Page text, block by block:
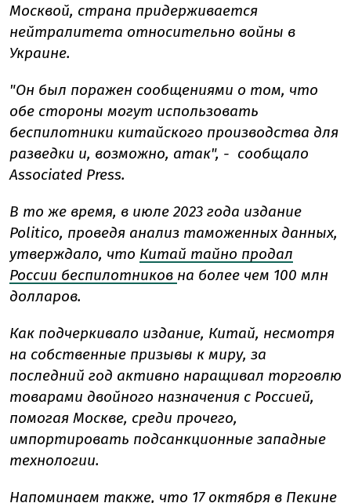
Москвой, страна придерживается
нейтралитета относительно войны в
Украине.
"Он был поражен сообщениями о том, что
обе стороны могут использовать
беспилотники китайского производства для
разведки и, возможно, атак", - сообщало
Associated Press.
В то же время, в июле 2023 года издание
Politico, проведя анализ таможенных данных,
утверждало, что Китай тайно продал
России беспилотников на более чем 100 млн
долларов.
Как подчеркивало издание, Китай, несмотря
на собственные призывы к миру, за
последний год активно наращивал торговлю
товарами двойного назначения с Россией,
помогая Москве, среди прочего,
импортировать подсанкционные западные
технологии.
Напоминаем также, что 17 октября в Пекине